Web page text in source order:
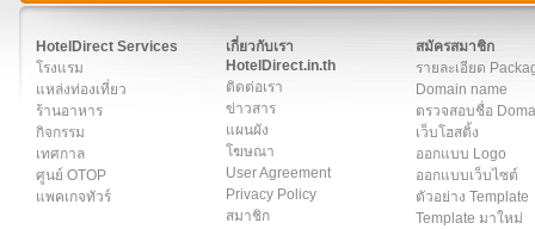
HotelDirect Services
โรงแรม
แหล่งท่องเที่ยว
ร้านอาหาร
กิจกรรม
เทศกาล
ศูนย์ OTOP
แพคเกจทัวร์
เกี่ยวกับเรา
HotelDirect.in.th
ติดต่อเรา
ข่าวสาร
แผนผัง
โฆษณา
User Agreement
Privacy Policy
สมาชิก
สมัครสมาชิก
รายละเอียด
Domain name
ตรวจสอบชื่อ
เว็บโฮสติ้ง
ออกแบบ Logo
ออกแบบเว็บไซต์
ตัวอย่าง Template
Template มาใหม่